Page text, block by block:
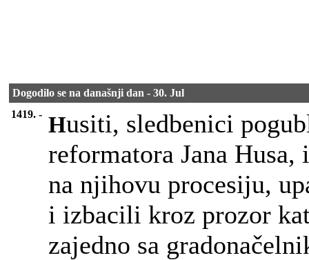
Dogodilo se na današnji dan - 30. Jul
1419. - Husiti, sledbenici
reformatora Jana
na njihovu procesiju,
i izbacili kroz prozor
zajedno sa